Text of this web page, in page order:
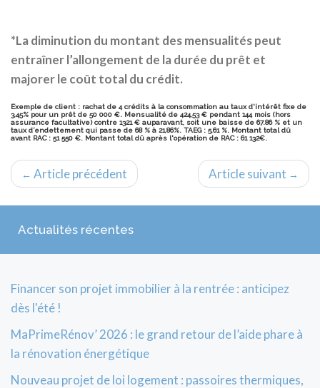
*La diminution du montant des mensualités peut
entraîner l’allongement de la durée du prêt et
majorer le coût total du crédit.
Exemple de client : rachat de 4 crédits à la consommation au taux d'intérêt fixe de
3,45% pour un prêt de 50 000 €. Mensualité de 424,53 € pendant 144 mois (hors
assurance facultative) contre 1321 € auparavant, soit une baisse de 67.86 % et un
taux d’endettement qui passe de 68 % à 21,86%. TAEG : 5,61 %. Montant total dû
avant RAC : 51 550 €. Montant total dû après l'opération de RAC : 61 132€.
← Article précédent Article suivant →
Actualités récentes
Financer son projet immobilier à la rentrée : anticipez
dès l'été !
MaPrimeRénov’ 2026 : le grand retour de l’aide phare à
la rénovation énergétique
Nouveau projet de loi logement : passoires thermiques,